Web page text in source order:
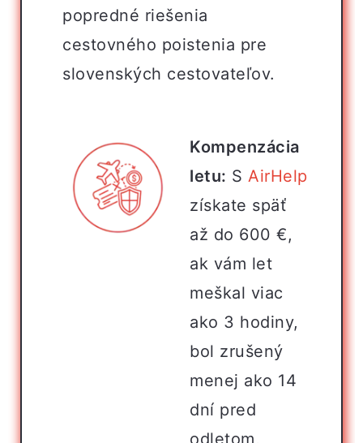
popredné riešenia
cestovného poistenia pre
slovenských cestovateľov.
Kompenzácia
letu: S AirHelp
získate späť
až do 600 €,
ak vám let
meškal viac
ako 3 hodiny,
bol zrušený
menej ako 14
dní pred